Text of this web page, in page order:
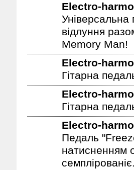
Electro-
Універсальна
відлуння
Memory Man!
Electro-
Гітарна
Electro-
Гітарна
Electro-
Педаль
натисненням